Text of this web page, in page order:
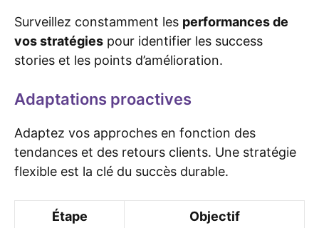
Surveillez constamment les performances de
vos stratégies pour identifier les success
stories et les points d’amélioration.
Adaptations proactives
Adaptez vos approches en fonction des
tendances et des retours clients. Une stratégie
flexible est la clé du succès durable.
Étape Objectif